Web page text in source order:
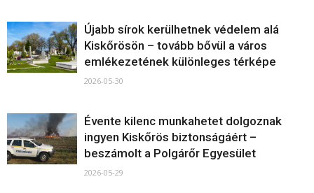
Újabb sírok kerülhetnek védelem alá
Kiskőrösön – tovább bővül a város
emlékezetének különleges térképe
2026-05-30
Évente kilenc munkahetet dolgoznak
ingyen Kiskőrös biztonságáért –
beszámolt a Polgárőr Egyesület
2026-05-29